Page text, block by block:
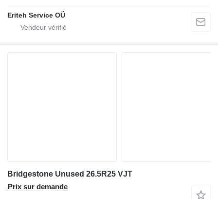
Eriteh Service OÜ
Bridgestone Unused 26.5R25 VJT
Prix sur demande